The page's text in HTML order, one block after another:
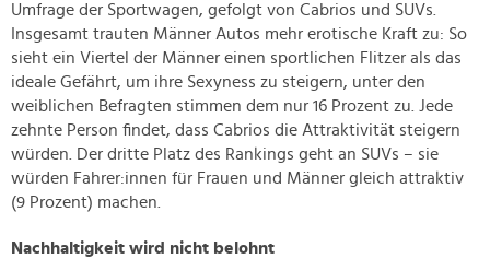
Umfrage der Sportwagen, gefolgt von Cabrios und SUVs.
Insgesamt trauten Männer Autos mehr erotische Kraft zu: So
sieht ein Viertel der Männer einen sportlichen Flitzer als das
ideale Gefährt, um ihre Sexyness zu steigern, unter den
weiblichen Befragten stimmen dem nur 16 Prozent zu. Jede
zehnte Person findet, dass Cabrios die Attraktivität steigern
würden. Der dritte Platz des Rankings geht an SUVs – sie
würden Fahrer:innen für Frauen und Männer gleich attraktiv
(9 Prozent) machen.
Nachhaltigkeit wird nicht belohnt